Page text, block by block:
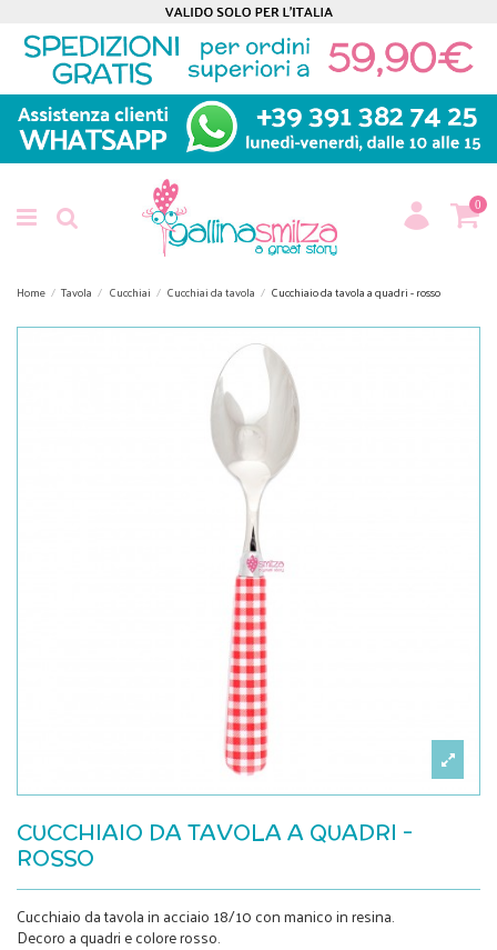
0
Home Tavola Cucchiai Cucchiai da tavola Cucchiaio da tavola a quadri - rosso
CUCCHIAIO DA TAVOLA A QUADRI -
ROSSO
Cucchiaio da tavola in acciaio 18/10 con manico in resina.
Decoro a quadri e colore rosso.